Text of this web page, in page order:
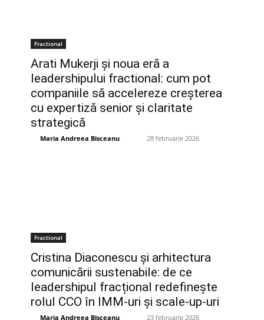
Fractional
Arati Mukerji și noua eră a
leadershipului fractional: cum pot
companiile să accelereze creșterea
cu expertiză senior și claritate
strategică
Maria Andreea Bisceanu - 28 februarie 2026
Fractional
Cristina Diaconescu și arhitectura
comunicării sustenabile: de ce
leadershipul fracțional redefinește
rolul CCO în IMM-uri și scale-up-uri
Maria Andreea Bisceanu - 23 februarie 2026